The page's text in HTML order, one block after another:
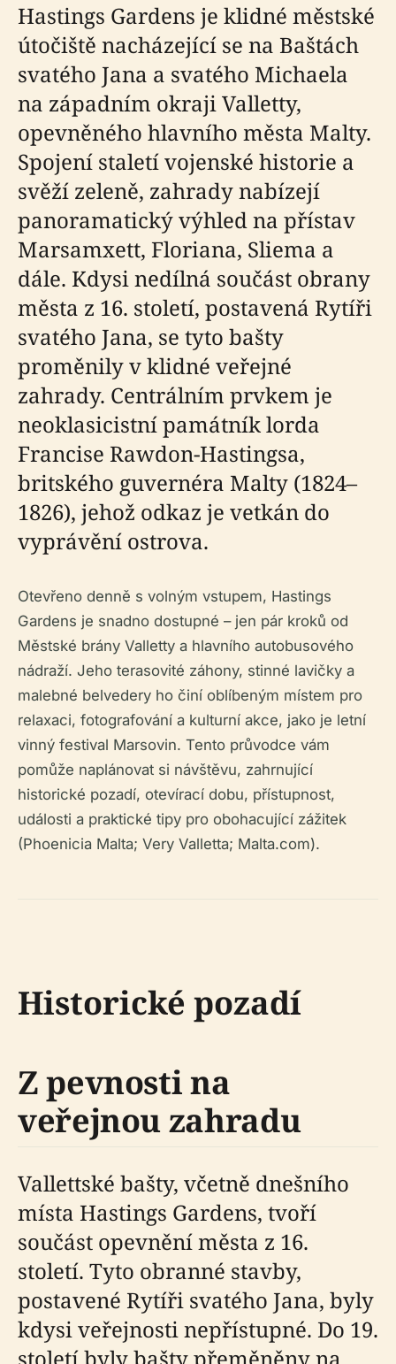
Hastings Gardens je klidné městské
útočiště nacházející se na Baštách
svatého Jana a svatého Michaela
na západním okraji Valletty,
opevněného hlavního města Malty.
Spojení staletí vojenské historie a
svěží zeleně, zahrady nabízejí
panoramatický výhled na přístav
Marsamxett, Floriana, Sliema a
dále. Kdysi nedílná součást obrany
města z 16. století, postavená Rytíři
svatého Jana, se tyto bašty
proměnily v klidné veřejné
zahrady. Centrálním prvkem je
neoklasicistní památník lorda
Francise Rawdon-Hastingsa,
britského guvernéra Malty (1824–
1826), jehož odkaz je vetkán do
vyprávění ostrova.
Otevřeno denně s volným vstupem, Hastings
Gardens je snadno dostupné – jen pár kroků od
Městské brány Valletty a hlavního autobusového
nádraží. Jeho terasovité záhony, stinné lavičky a
malebné belvedery ho činí oblíbeným místem pro
relaxaci, fotografování a kulturní akce, jako je letní
vinný festival Marsovin. Tento průvodce vám
pomůže naplánovat si návštěvu, zahrnující
historické pozadí, otevírací dobu, přístupnost,
události a praktické tipy pro obohacující zážitek
(Phoenicia Malta; Very Valletta; Malta.com).
Historické pozadí
Z pevnosti na
veřejnou zahradu
Vallettské bašty, včetně dnešního
místa Hastings Gardens, tvoří
součást opevnění města z 16.
století. Tyto obranné stavby,
postavené Rytíři svatého Jana, byly
kdysi veřejnosti nepřístupné. Do 19.